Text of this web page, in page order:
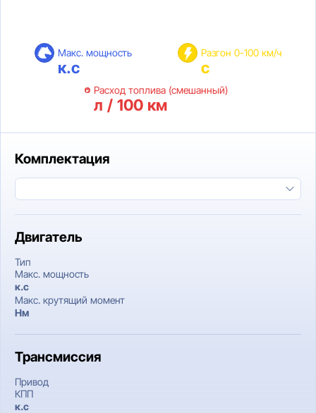
Макс. мощность
к.с
Разгон 0-100 км/ч
с
Расход топлива (смешанный)
л / 100 км
Комплектация
Двигатель
Тип
Макс. мощность
к.c
Макс. крутящий момент
Нм
Трансмиссия
Привод
КПП
к.c